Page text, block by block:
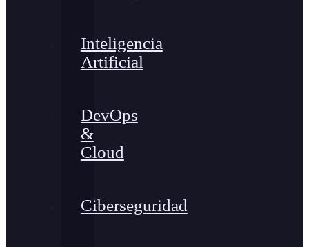
Inteligencia
Artificial
DevOps
&
Cloud
Ciberseguridad